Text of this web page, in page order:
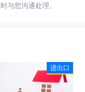
与您沟通处理。
进出口